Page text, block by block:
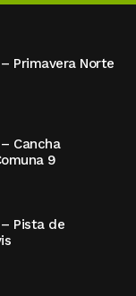
Primavera Norte
Cancha
9
Pista de